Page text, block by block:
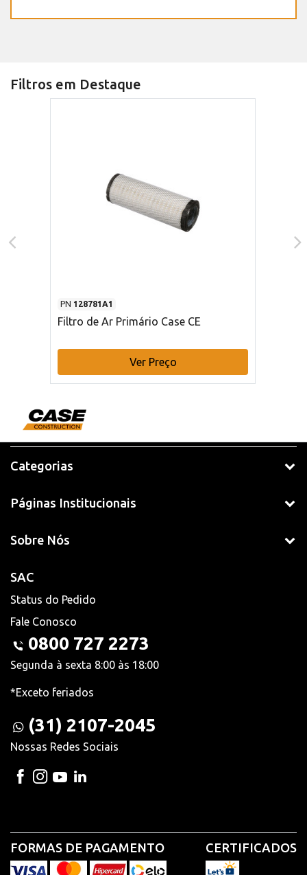
Filtros em Destaque
PN 128781A1
Filtro de Ar Primário Case CE
Ver Preço
Categorias
Páginas Institucionais
Sobre Nós
SAC
Status do Pedido
Fale Conosco
0800 727 2273
Segunda à sexta 8:00 às 18:00
*Exceto feriados
(31) 2107-2045
Nossas Redes Sociais
FORMAS DE PAGAMENTO CERTIFICADOS